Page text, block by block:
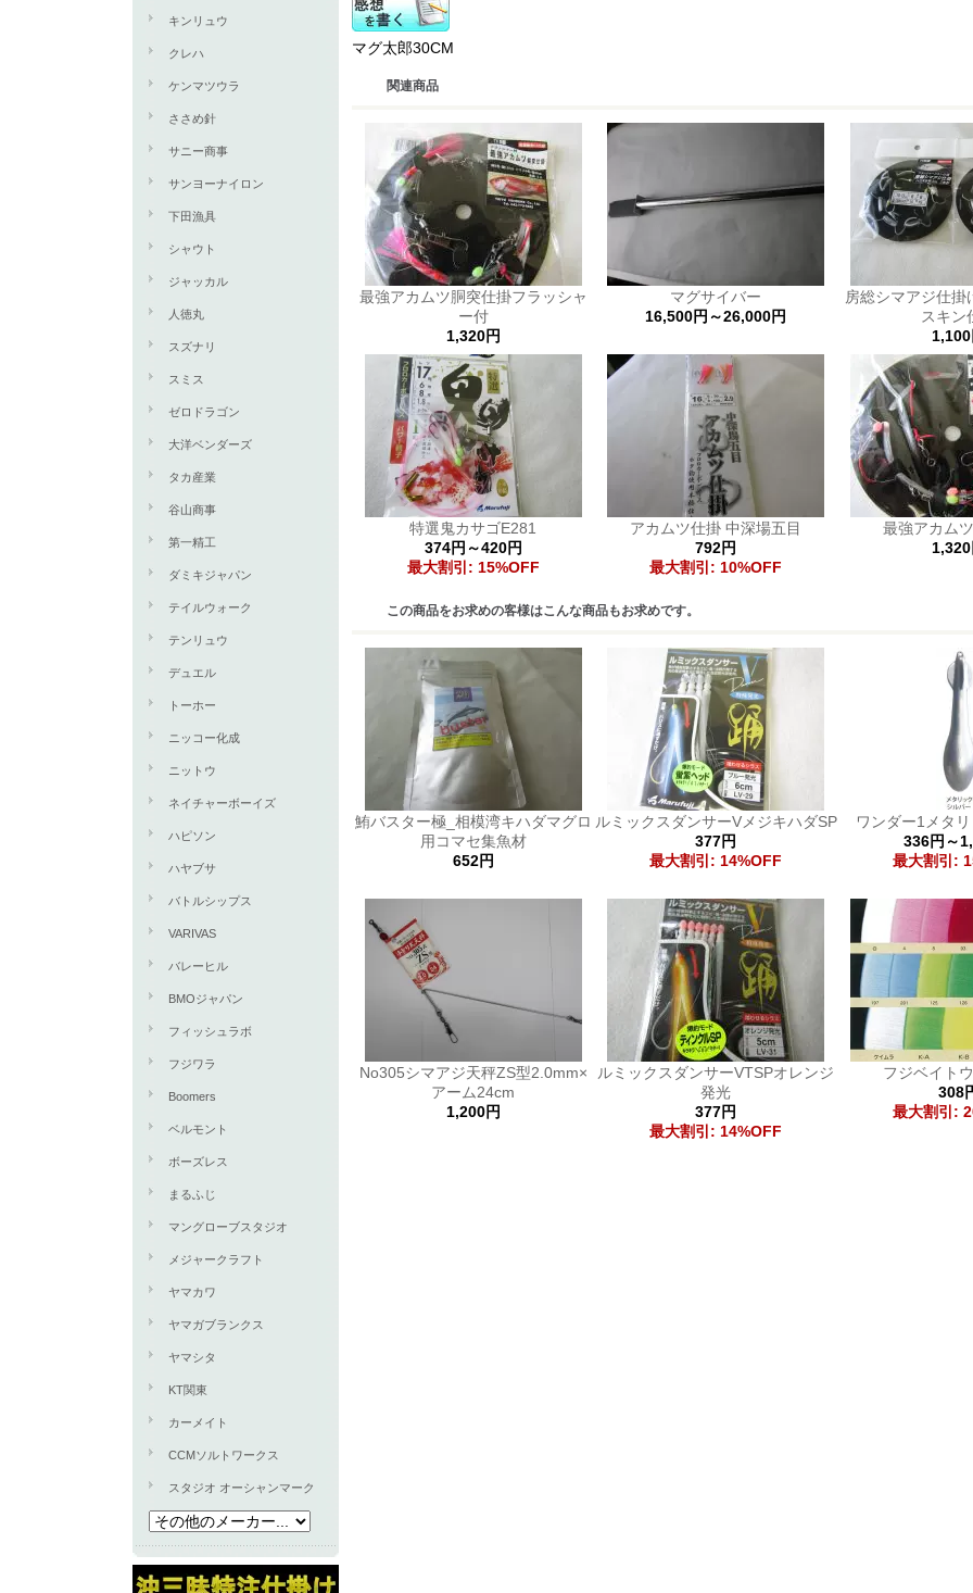
キンリュウ
クレハ
ケンマツウラ
ささめ針
サニー商事
サンヨーナイロン
下田漁具
シャウト
ジャッカル
人徳丸
スズナリ
スミス
ゼロドラゴン
大洋ベンダーズ
タカ産業
谷山商事
第一精工
ダミキジャパン
テイルウォーク
テンリュウ
デュエル
トーホー
ニッコー化成
ニットウ
ネイチャーボーイズ
ハピソン
ハヤブサ
バトルシップス
VARIVAS
バレーヒル
BMOジャパン
フィッシュラボ
フジワラ
Boomers
ベルモント
ボーズレス
まるふじ
マングローブスタジオ
メジャークラフト
ヤマカワ
ヤマガブランクス
ヤマシタ
KT関東
カーメイト
CCMソルトワークス
スタジオ オーシャンマーク
マグ太郎30CM
関連商品
最強アカムツ胴突仕掛フラッシャ
ー付
1,320円
マグサイバー
16,500円～26,000円
房総シマアジ仕掛
スキン
特選鬼カサゴE281
374円～420円
最大割引: 15%OFF
アカムツ仕掛 中深場五目
792円
最大割引: 10%OFF
最強アカム
この商品をお求めの客様はこんな商品もお求めです。
鮪バスター極_相模湾キハダマグロ
用コマセ集魚材
652円
ルミックスダンサーVメジキハダSP
377円
最大割引: 14%OFF
ワンダー1メタ
336円～
最大割引:
No305シマアジ天秤ZS型2.0mm×
アーム24cm
1,200円
ルミックスダンサーVTSPオレンジ
発光
377円
最大割引: 14%OFF
フジベイト
308
最大割引: